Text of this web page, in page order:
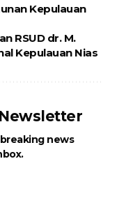
Kepulauan
RSUD dr. M.
Kepulauan Nias
news